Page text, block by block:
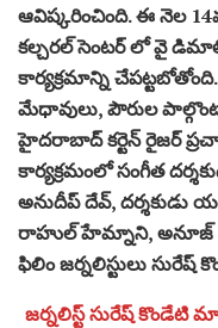
ఆవిష్కరించింది. ఈ నెల
కల్చరల్ సెంటర్ లో వై
కార్యక్రమాన్ని
మేధావులు, పౌరుల
హైదరాబాద్ కర్టెన్ రైజర్
కార్యక్రమంలో సంగీత
అనుదీప్ దేవ్, దర్శకుడు
రాహుల్ హేమ్నాని, అనూజ్
ఫిలిం జర్నలిస్టులు సురేష్
జర్నలిస్ట్ సురేష్ కొండేటి